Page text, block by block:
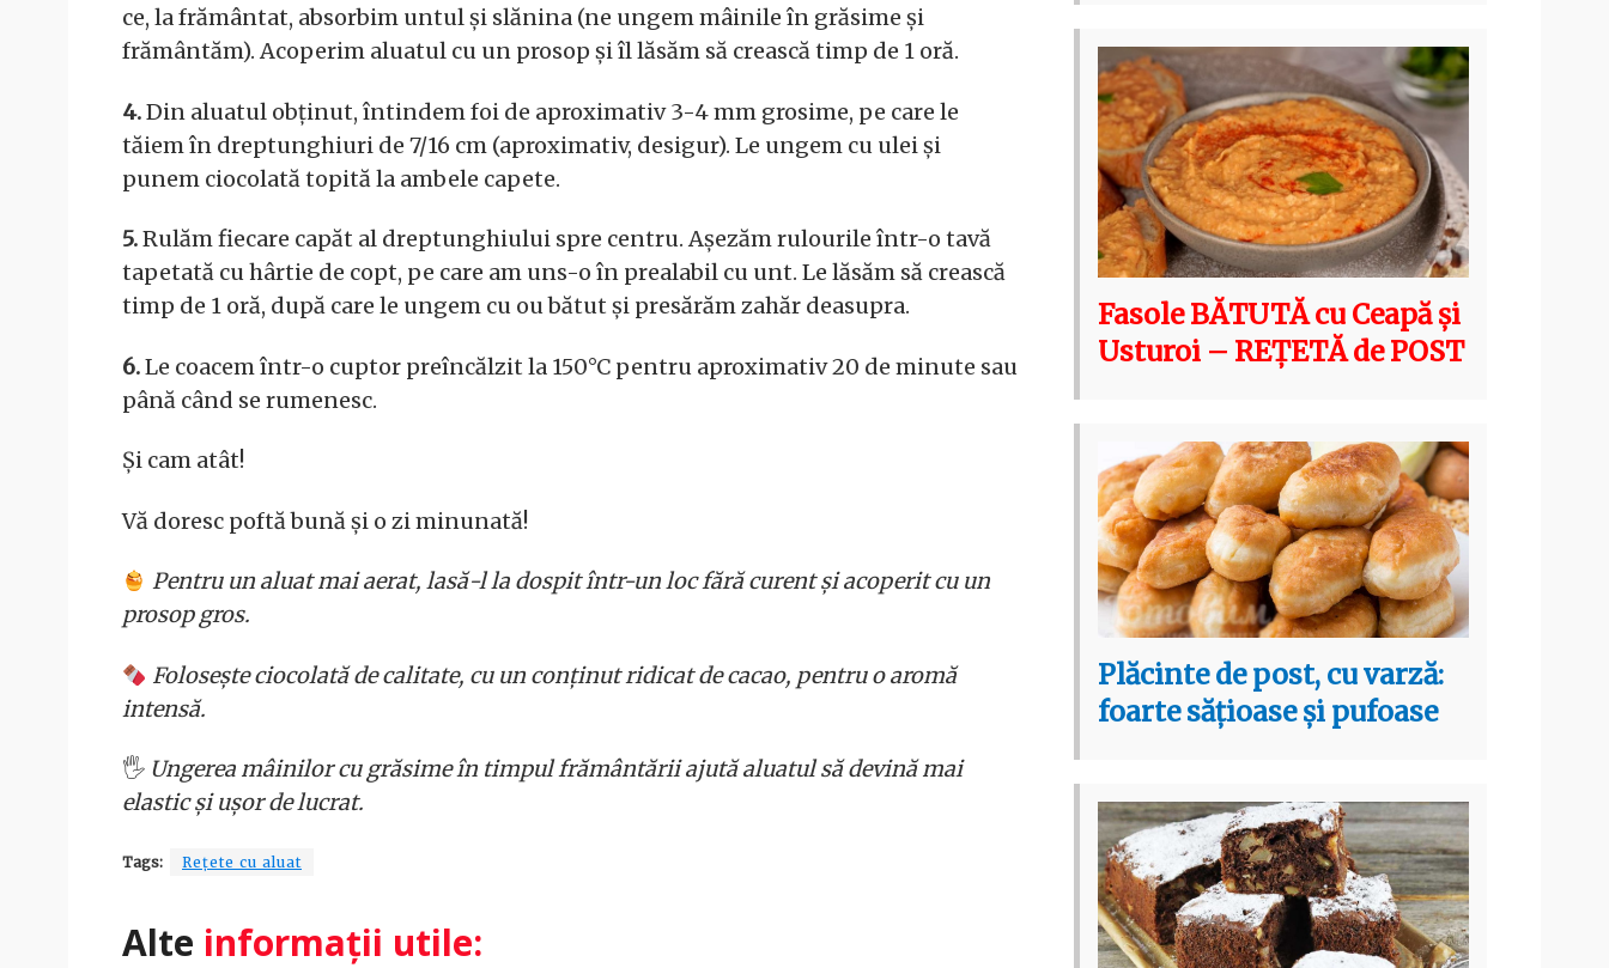
ce, la frământat, absorbim untul și slănina (ne ungem mâinile în grăsime și
frământăm). Acoperim aluatul cu un prosop și îl lăsăm să crească timp de 1 oră.
4.Din aluatul obținut, întindem foi de aproximativ 3-4 mm grosime, pe care le
tăiem în dreptunghiuri de 7/16 cm (aproximativ, desigur). Le ungem cu ulei și
punem ciocolată topită la ambele capete.
5.Rulăm fiecare capăt al dreptunghiului spre centru. Așezăm rulourile într-o tavă
tapetată cu hârtie de copt, pe care am uns-o în prealabil cu unt. Le lăsăm să crească
timp de 1 oră, după care le ungem cu ou bătut și presărăm zahăr deasupra.
6.Le coacem într-o cuptor preîncălzit la 150°C pentru aproximativ 20 de minute sau
până când se rumenesc.
Și cam atât!
Vă doresc poftă bună și o zi minunată!
Pentru un aluat mai aerat, lasă-l la dospit într-un loc fără curent și acoperit cu un
prosop gros.
Folosește ciocolată de calitate, cu un conținut ridicat de cacao, pentru o aromă
intensă.
🖐️ Ungerea mâinilor cu grăsime în timpul frământării ajută aluatul să devină mai
elastic și ușor de lucrat.
Tags: Rețete cu aluat
Alte informații utile:
Fasole BĂTUTĂ cu Ceapă și
Usturoi – REȚETĂ de POST
Plăcinte de post, cu varză:
foarte sățioase și pufoase